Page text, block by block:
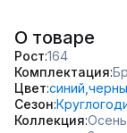
О товаре
Рост 164
Комплектация
Цвет синий,
Сезон
Коллекция